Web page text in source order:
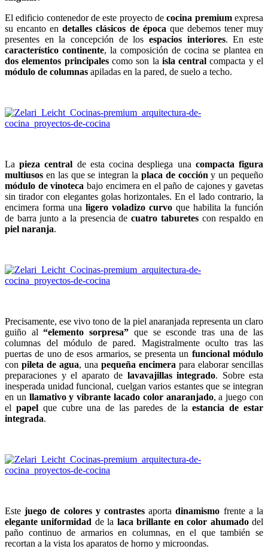
El edificio contenedor de este proyecto decocina premiumexpresa
su encanto endetalles clásicos de época que debemos tener muy
presentes en la concepción de los espacios interiores. En este
característico continente, la composición de cocina se plantea en
dos elementos principalescomo son la isla central compacta y el
módulo de columnas apiladas en la pared, de suelo a techo.
La pieza central de esta cocina despliega una compacta figura
multiusos en las que se integran la placa de cocción y un pequeño
módulo de vinoteca bajo encimera en el paño de cajones y gavetas
sin tirador con elegantes golas horizontales. En el lado contrario, la
encimera forma una ligero voladizo curvo que habilita la función
de barra junto a la presencia decuatro taburetescon respaldo en
piel naranja.
Precisamente, ese vivo tono de la piel anaranjada representa un claro
guiño al“elemento sorpresa” que se esconde tras una de las
columnas del módulo de pared. Magistralmente oculto tras las
puertas de uno de esos armarios, se presenta un funcional módulo
con pileta de agua, una pequeña encimera para elaborar sencillas
preparaciones y el aparato de lavavajillas integrado. Sobre esta
inesperada unidad funcional, cuelgan varios estantes que se integran
en un llamativo y vibrante lacado color anaranjado, a juego con
el papelque cubre una de las paredes de laestancia de estar
integrada.
Estejuego de colores y contrastes aportadinamismo frente a la
elegante uniformidad de la laca brillante en color ahumadodel
paño continuo de armarios en columnas, en el que también se
recortan a la vista los aparatos de horno y microondas.